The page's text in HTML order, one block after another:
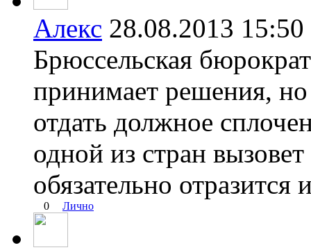
Алекс 28.08.2013
Брюссельская
принимает решения,
отдать должное
одной из стран
обязательно отразится
0 Лично